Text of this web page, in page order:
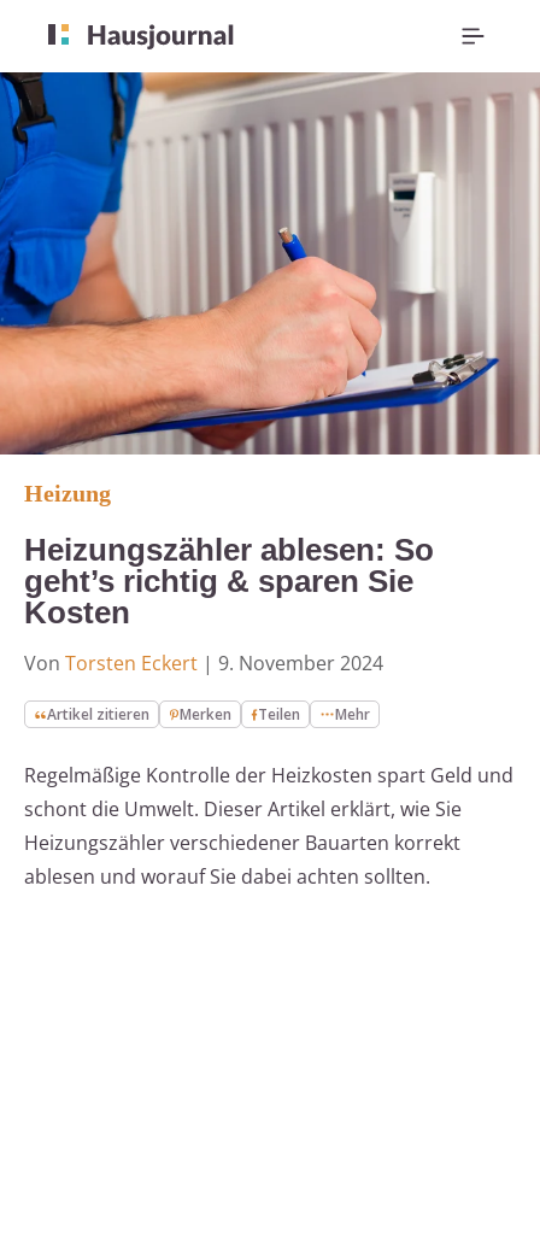
Heizung
Heizungszähler ablesen: So
geht’s richtig & sparen Sie
Kosten
Von Torsten Eckert | 9. November 2024
Artikel zitieren Merken Teilen Mehr
Regelmäßige Kontrolle der Heizkosten spart Geld und
schont die Umwelt. Dieser Artikel erklärt, wie Sie
Heizungszähler verschiedener Bauarten korrekt
ablesen und worauf Sie dabei achten sollten.